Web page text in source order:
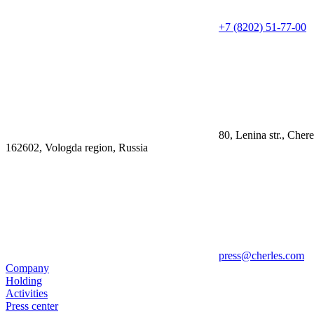
+7 (8202) 51-77-00
80, Lenina str.,
162602, Vologda region, Russia
press@cherles.com
Company
Holding
Activities
Press center